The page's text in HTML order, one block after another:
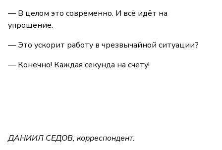
— В целом это современно. И всё идёт на
упрощение.
— Это ускорит работу в чрезвычайной ситуации?
— Конечно! Каждая секунда на счету!
ДАНИИЛ СЕДОВ, корреспондент: